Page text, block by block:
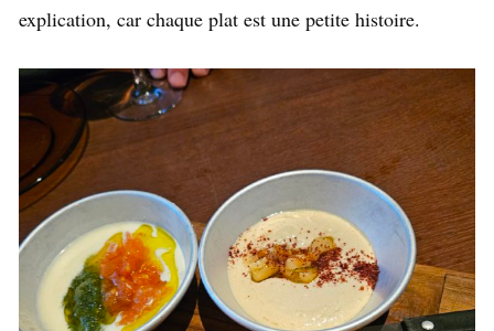
explication, car chaque plat est une petite histoire.